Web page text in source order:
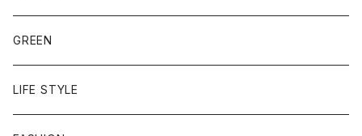
GREEN
LIFE STYLE